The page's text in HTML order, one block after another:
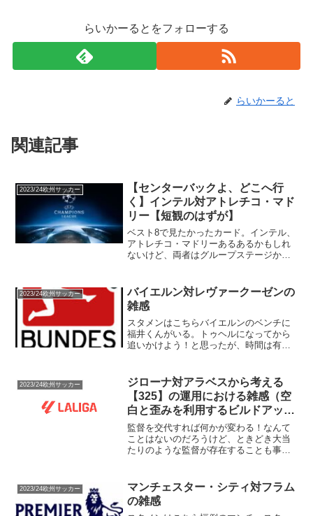
らいかーるとをフォローする
らいかーると
関連記事
2023/24欧州サッカー
【センターバックよ、どこへ行
く】インテル対アトレチコ・マド
リー【短観のはずが】
ベスト8で見たかったカード。インテル、
アトレチコ・マドリーあるあるかもしれ
ないけど、両者はグループステージから
年監督を続けているんだシメオネだけれ
ど、近年はボール保持で...
2023/24欧州サッカー
バイエルン対レヴァークーゼンの
雑感
スタメンはこちらバイエルンのベンチに
福井くんがいる。トゥヘルになってから
追いかけよう！と思ったが、時間は有
ミンジェが新戦力。ライマー、右サイド
バックだったけ。キミッヒ的...
2023/24欧州サッカー
ジローナ対アラベスから考える
【325】の運用における雑感（空
白と歪みを利用するビルドアッ
プ）
監督を交代すれば何かが変わる！なんて
ことはないのだろうけど、ときどき大当
たりのような監督が存在することも事実
ン、ボローニャ、ジローナだ。昨年まで
はチャンピオンズ・リーグに...
2023/24欧州サッカー
マンチェスター・シティ対フラム
の雑感